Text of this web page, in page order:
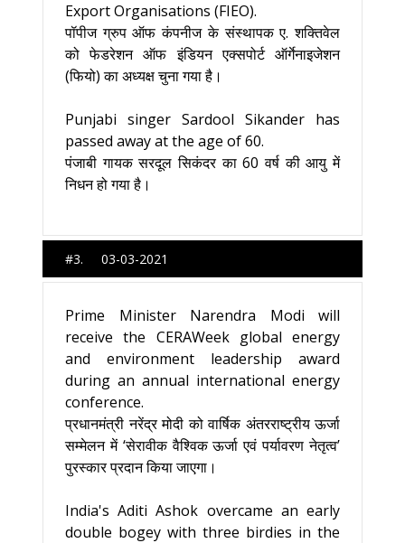
Export Organisations (FIEO).
पॉपीज ग्रुप ऑफ कंपनीज के संस्थापक ए. शक्तिवेल
को फेडरेशन ऑफ इंडियन एक्सपोर्ट ऑर्गेनाइजेशन
(फियो) का अध्यक्ष चुना गया है।
Punjabi singer Sardool Sikander has
passed away at the age of 60.
पंजाबी गायक सरदूल सिकंदर का 60 वर्ष की आयु में
निधन हो गया है।
#3. 03-03-2021
Prime Minister Narendra Modi will
receive the CERAWeek global energy
and environment leadership award
during an annual international energy
conference.
प्रधानमंत्री नरेंद्र मोदी को वार्षिक अंतरराष्ट्रीय ऊर्जा
सम्मेलन में ‘सेरावीक वैश्विक ऊर्जा एवं पर्यावरण नेतृत्व’
पुरस्कार प्रदान किया जाएगा।
India's Aditi Ashok overcame an early
double bogey with three birdies in the